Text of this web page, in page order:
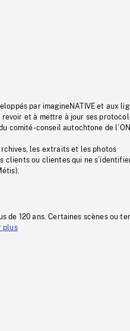
par imagineNATIVE et aux
et à mettre à jour ses
comité-conseil autochtone de
les extraits et les photos
ou clientes qui ne
de 120 ans. Certaines scènes ou
plus